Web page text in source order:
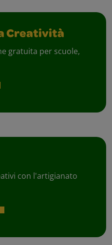
Creatività
gratuita per scuole,
con l'artigianato